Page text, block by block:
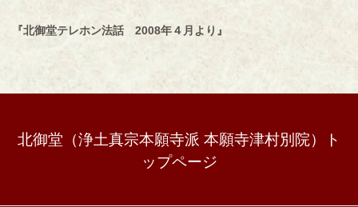
『北御堂テレホン法話 2008年４月より』
北御堂（浄土真宗本願寺派 本願寺津村別院）ト
ップページ